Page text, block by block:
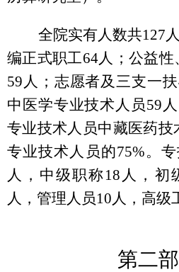
全院实有人数共127
编正式职工64人；公益
59人；志愿者及三支一
中医学专业技术人员59
专业技术人员中藏医药技
专业技术人员的75%。
人，中级职称18人，初
人，管理人员10人，高级
第二